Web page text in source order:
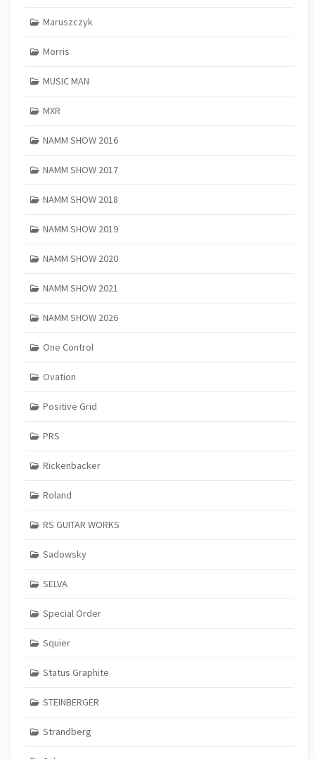
Maruszczyk
Morris
MUSIC MAN
MXR
NAMM SHOW 2016
NAMM SHOW 2017
NAMM SHOW 2018
NAMM SHOW 2019
NAMM SHOW 2020
NAMM SHOW 2021
NAMM SHOW 2026
One Control
Ovation
Positive Grid
PRS
Rickenbacker
Roland
RS GUITAR WORKS
Sadowsky
SELVA
Special Order
Squier
Status Graphite
STEINBERGER
Strandberg